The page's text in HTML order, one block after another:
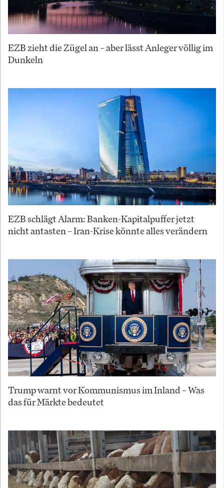
EZB zieht die Zügel an – aber lässt Anleger völlig im
Dunkeln
EZB schlägt Alarm: Banken-Kapitalpuffer jetzt
nicht antasten – Iran-Krise könnte alles verändern
Trump warnt vor Kommunismus im Inland – Was
das für Märkte bedeutet